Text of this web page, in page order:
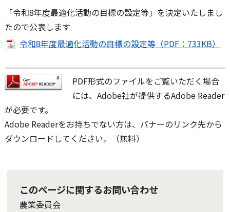
「令和8年度最適化活動の目標の設定等」を決定いたしまし
たので公表します
令和8年度最適化活動の目標の設定等（PDF：733KB）
PDF形式のファイルをご覧いただく場合
には、Adobe社が提供するAdobe Reader
が必要です。
Adobe Readerをお持ちでない方は、バナーのリンク先から
ダウンロードしてください。（無料）
このページに関するお問い合わせ
農業委員会